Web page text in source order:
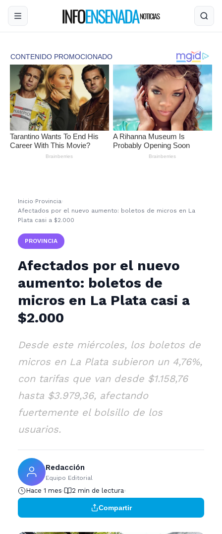
Inicio ›Provincia›
Afectados por el nuevo aumento: boletos de micros en La
Plata casi a $2.000
PROVINCIA
Afectados por el nuevo
aumento: boletos de
micros en La Plata casi a
$2.000
Desde este miércoles, los boletos de
micros en La Plata subieron un 4,76%,
con tarifas que van desde $1.158,76
hasta $3.979,36, afectando
fuertemente el bolsillo de los
usuarios.
Redacción
Equipo Editorial
Hace 1 mes 2 min de lectura
Compartir